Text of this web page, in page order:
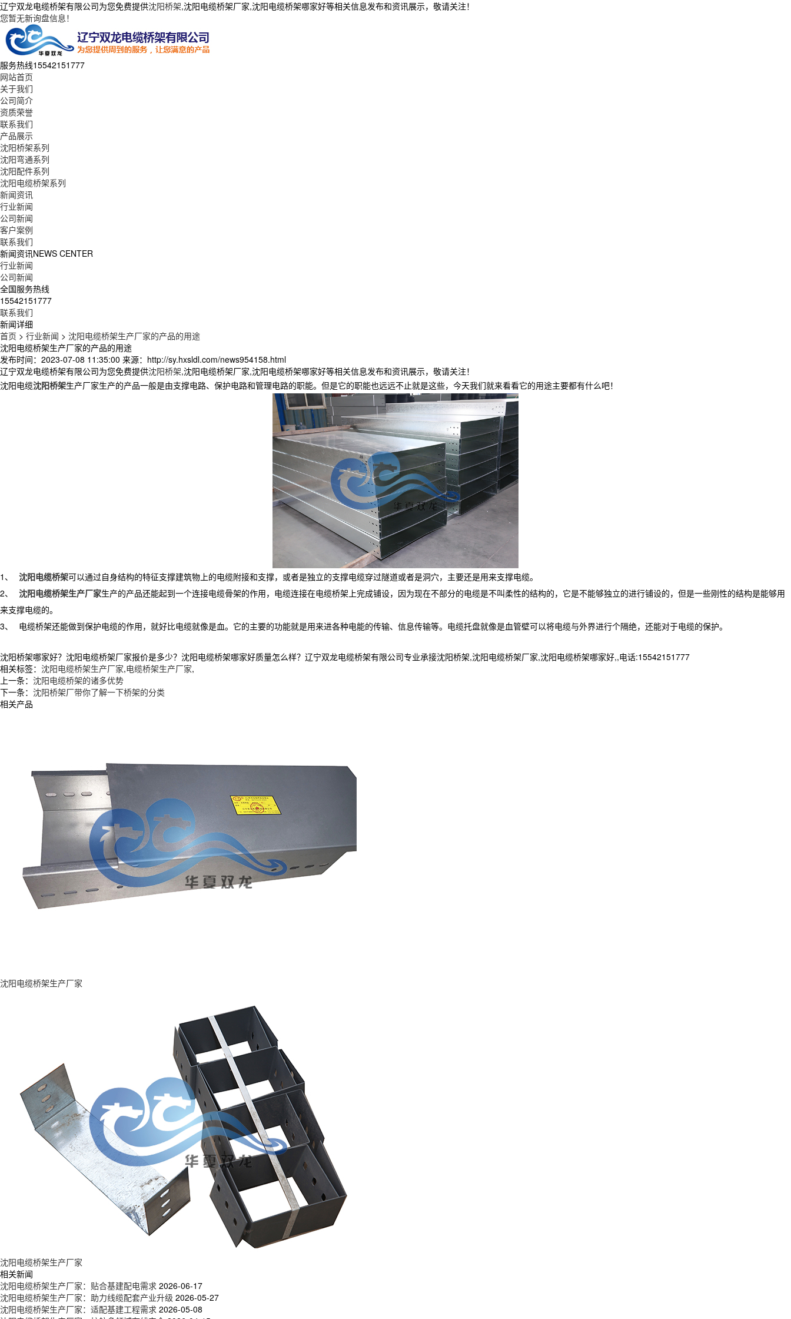
辽宁双龙电缆桥架有限公司为您免费提供沈阳桥架,沈阳电缆桥架厂家,沈阳电缆桥架哪家好等相关信息发布和资讯展示，敬请关注！
您暂无新询盘信息！
服务热线15542151777
网站首页
关于我们
公司简介
资质荣誉
联系我们
产品展示
沈阳桥架系列
沈阳弯通系列
沈阳配件系列
沈阳电缆桥架系列
新闻资讯
行业新闻
公司新闻
客户案例
联系我们
新闻资讯NEWS CENTER
行业新闻
公司新闻
全国服务热线
15542151777
联系我们
新闻详细
首页 > 行业新闻 > 沈阳电缆桥架生产厂家的产品的用途
沈阳电缆桥架生产厂家的产品的用途
发布时间：2023-07-08 11:35:00 来源：http://sy.hxsldl.com/news954158.html
辽宁双龙电缆桥架有限公司为您免费提供沈阳桥架,沈阳电缆桥架厂家,沈阳电缆桥架哪家好等相关信息发布和资讯展示，敬请关注！
沈阳电缆沈阳桥架生产厂家生产的产品一般是由支撑电路、保护电路和管理电路的职能。但是它的职能也远远不止就是这些，今天我们就来看看它的用途主要都有什么吧！
1、 沈阳电缆桥架可以通过自身结构的特征支撑建筑物上的电缆附接和支撑，或者是独立的支撑电缆穿过隧道或者是洞穴，主要还是用来支撑电缆。
2、
沈阳电缆桥架生产厂家生产的产品还能起到一个连接电缆骨架的作用，电缆连接在电缆桥架上完成铺设，因为现在不部分的电缆是不叫柔性的结构的，它是不能够独立的进行铺设的，但是一些刚性的结构是能够用
来支撑电缆的。
3、
电缆桥架还能做到保护电缆的作用，就好比电缆就像是血。它的主要的功能就是用来进各种电能的传输、信息传输等。电缆托盘就像是血管壁可以将电缆与外界进行个隔绝，还能对于电缆的保护。
沈阳桥架哪家好？沈阳电缆桥架厂家报价是多少？沈阳电缆桥架哪家好质量怎么样？辽宁双龙电缆桥架有限公司专业承接沈阳桥架,沈阳电缆桥架厂家,沈阳电缆桥架哪家好,,电话:15542151777
相关标签： 沈阳电缆桥架生产厂家,电缆桥架生产厂家,
上一条： 沈阳电缆桥架的诸多优势
下一条： 沈阳桥架厂带你了解一下桥架的分类
相关产品
沈阳电缆桥架生产厂家
沈阳电缆桥架生产厂家
相关新闻
沈阳电缆桥架生产厂家：贴合基建配电需求 2026-06-17
沈阳电缆桥架生产厂家：助力线缆配套产业升级 2026-05-27
沈阳电缆桥架生产厂家：适配基建工程需求 2026-05-08